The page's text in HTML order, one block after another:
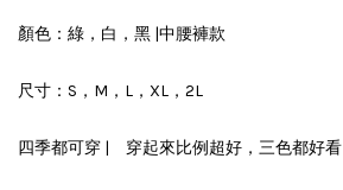
顏色：綠，白，黑 |中腰褲款
尺寸：S，M，L，XL，2L
四季都可穿 | 穿起來比例超好，三色都好看